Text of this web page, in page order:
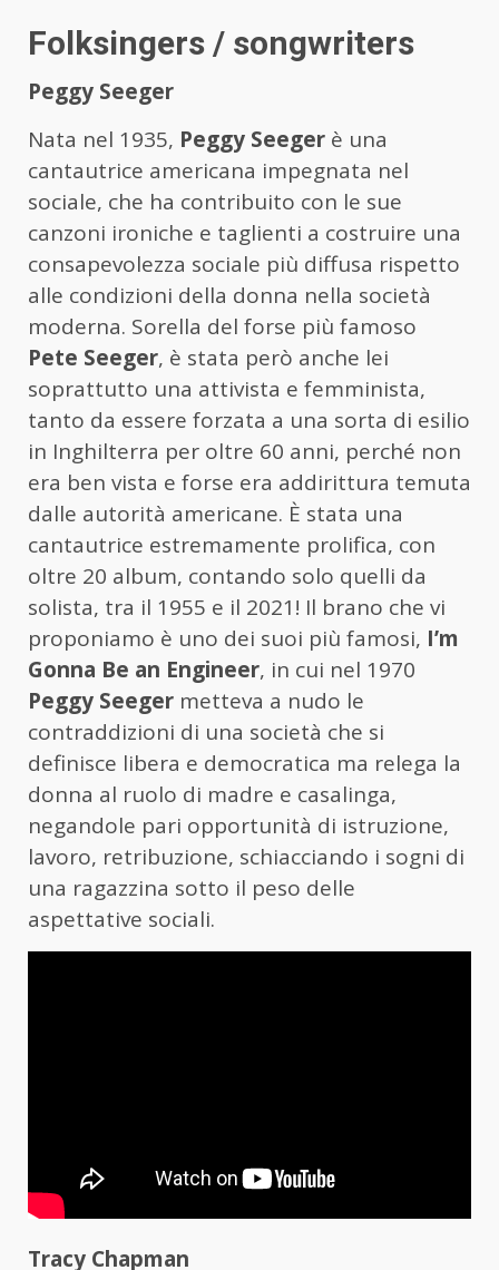
Folksingers / songwriters
Peggy Seeger
Nata nel 1935, Peggy Seeger è una
cantautrice americana impegnata nel
sociale, che ha contribuito con le sue
canzoni ironiche e taglienti a costruire una
consapevolezza sociale più diffusa rispetto
alle condizioni della donna nella società
moderna. Sorella del forse più famoso
Pete Seeger, è stata però anche lei
soprattutto una attivista e femminista,
tanto da essere forzata a una sorta di esilio
in Inghilterra per oltre 60 anni, perché non
era ben vista e forse era addirittura temuta
dalle autorità americane. È stata una
cantautrice estremamente prolifica, con
oltre 20 album, contando solo quelli da
solista, tra il 1955 e il 2021! Il brano che vi
proponiamo è uno dei suoi più famosi, I’m
Gonna Be an Engineer, in cui nel 1970
Peggy Seeger metteva a nudo le
contraddizioni di una società che si
definisce libera e democratica ma relega la
donna al ruolo di madre e casalinga,
negandole pari opportunità di istruzione,
lavoro, retribuzione, schiacciando i sogni di
una ragazzina sotto il peso delle
aspettative sociali.
Tracy Chapman